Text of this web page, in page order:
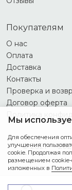
Покупателям
О нас
Оплата
Доставка
Контакты
Проверка и
Договор оферта
Политика
© 2021 —
Мы
Для обеспечения
улучшения
cookie. Продолжая
размещением cookie-
изложенных в